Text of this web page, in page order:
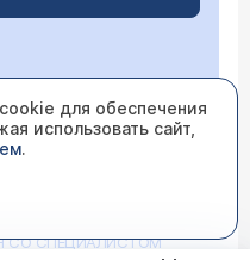
НЕОБХОДИМО
СО СПЕЦИАЛИСТОМ
для обеспечения
использовать сайт,
.